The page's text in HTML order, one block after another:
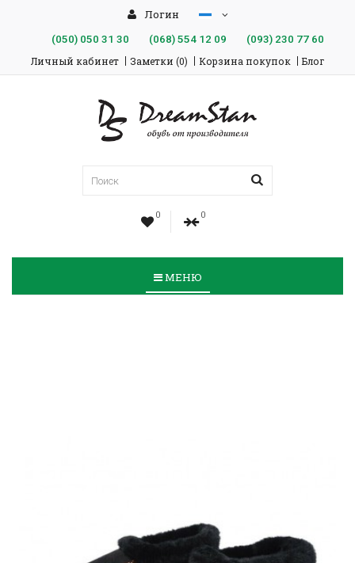
Логин
(050)050 31 30 (068)554 12 09 (093)230 77 60
Личный кабинет Заметки (0) Корзина покупок Блог
0 0
МЕНЮ